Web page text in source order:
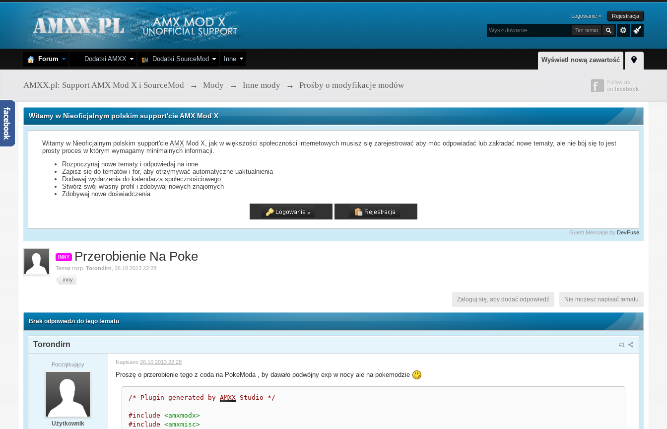
Logowanie » Rejestracja
Ten temat
Wyświetl nową zawartość
Forum Dodatki AMXX Dodatki SourceMod Inne
AMXX.pl: Support AMX Mod X i SourceMod → Mody → Inne mody → Prośby o modyfikacje modów
Witamy w Nieoficjalnym polskim support'cie AMX Mod X
Witamy w Nieoficjalnym polskim support'cieAMX Mod X, jak w większości społeczności internetowych musisz się zarejestrować aby móc odpowiadać lub zakładać nowe tematy, ale nie bój się to jest
prosty proces w którym wymagamy minimalnych informacji.
Rozpoczynaj nowe tematy i odpowiedaj na inne
Zapisz się do tematów i for, aby otrzymywać automatyczne uaktualnienia
Dodawaj wydarzenia do kalendarza społecznościowego
Stwórz swój własny profil i zdobywaj nowych znajomych
Zdobywaj nowe doświadczenia
Guest Message by DevFuse
INNY Przerobienie Na Poke
Temat rozp.Torondirn
26.10.2013 22:28
inny
Nie możesz napisać tematu
Zaloguj się, aby dodać odpowiedź
Brak odpowiedzi do tego tematu
#1
Torondirn
Początkujący
Użytkownik
Napisano 26.10.2013 22:28
Proszę o przerobienie tego z coda na PokeModa , by dawało podwójny exp w nocy ale na pokemodzie
/* Plugin generated by AMXX-Studio */
#include
<amxmodx>
#include
<amxmisc>